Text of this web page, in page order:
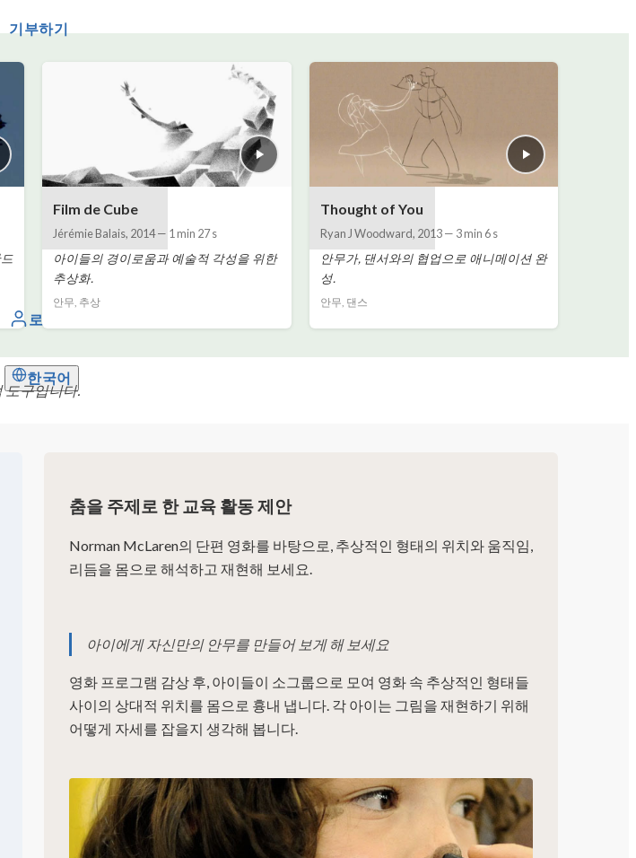
기부하기
로그인
한국어
Film de Cube
Jérémie Balais, 2014— 1 min 27 s
아이들의 경이로움과 예술적 각성을 위한
추상화.
안무, 추상
Thought of You
Ryan J Woodward, 2013— 3 min 6 s
안무가, 댄서와의 협업으로 애니메이션 완
성.
안무, 댄스
도구입니다.
춤을 주제로 한 교육 활동 제안
Norman McLaren의 단편 영화를 바탕으로, 추상적인 형태의 위치와 움직임,
리듬을 몸으로 해석하고 재현해 보세요.
아이에게 자신만의 안무를 만들어 보게 해 보세요
영화 프로그램 감상 후, 아이들이 소그룹으로 모여 영화 속 추상적인 형태들
사이의 상대적 위치를 몸으로 흉내 냅니다. 각 아이는 그림을 재현하기 위해
어떻게 자세를 잡을지 생각해 봅니다.